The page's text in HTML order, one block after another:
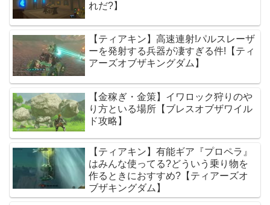
れだ?】
【ティアキン】高速連射!パルスレーザ
ーを発射する兵器が凄すぎる件!【ティ
アーズオブザキングダム】
【金稼ぎ・金策】イワロック狩りのや
り方といる場所【ブレスオブザワイル
ド攻略】
【ティアキン】有能ギア『プロペラ』
はみんな使ってる?どういう乗り物を
作るときにおすすめ?【ティアーズオ
ブザキングダム】